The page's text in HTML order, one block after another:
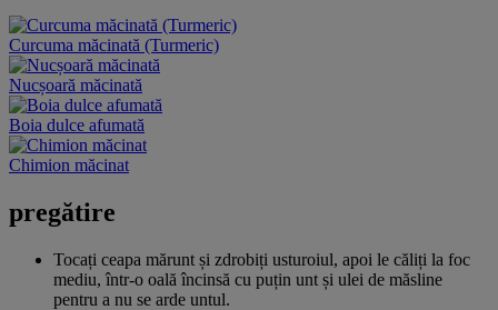
Curcuma măcinată (Turmeric)
Nucșoară măcinată
Boia dulce afumată
Chimion măcinat
pregătire
Tocați ceapa mărunt și zdrobiți usturoiul, apoi le căliți la foc
mediu, într-o oală încinsă cu puțin unt și ulei de măsline
pentru a nu se arde untul.